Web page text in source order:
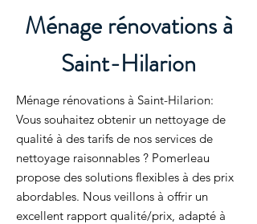
Ménage rénovations à
Saint-Hilarion
Ménage rénovations à Saint-Hilarion:
Vous souhaitez obtenir un nettoyage de
qualité à des tarifs de nos services de
nettoyage raisonnables ? Pomerleau
propose des solutions flexibles à des prix
abordables. Nous veillons à offrir un
excellent rapport qualité/prix, adapté à